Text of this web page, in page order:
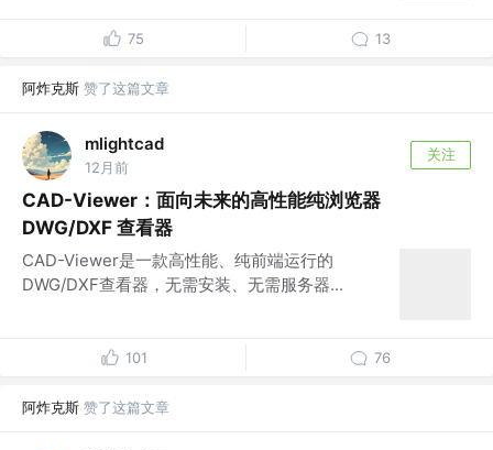
75 13
阿炸克斯 赞了这篇文章
mlightcad
12月前
关注
CAD-Viewer：面向未来的高性能纯浏览器
DWG/DXF 查看器
CAD-Viewer是一款高性能、纯前端运行的
DWG/DXF查看器，无需安装、无需服务器...
101 76
阿炸克斯 赞了这篇文章